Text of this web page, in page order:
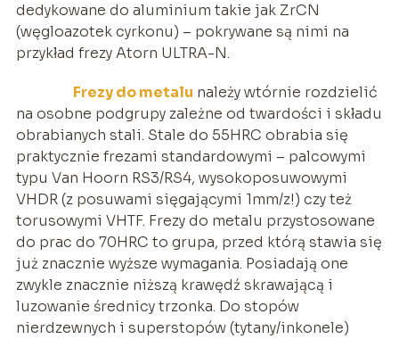
dedykowane do aluminium takie jak ZrCN
(węgloazotek cyrkonu) – pokrywane są nimi na
przykład frezy Atorn ULTRA-N.
Frezy do metalu należy wtórnie rozdzielić
na osobne podgrupy zależne od twardości i składu
obrabianych stali. Stale do 55HRC obrabia się
praktycznie frezami standardowymi – palcowymi
typu Van Hoorn RS3/RS4, wysokoposuwowymi
VHDR (z posuwami sięgającymi 1mm/z!) czy też
torusowymi VHTF. Frezy do metalu przystosowane
do prac do 70HRC to grupa, przed którą stawia się
już znacznie wyższe wymagania. Posiadają one
zwykle znacznie niższą krawędź skrawającą i
luzowanie średnicy trzonka. Do stopów
nierdzewnych i superstopów (tytany/inkonele)